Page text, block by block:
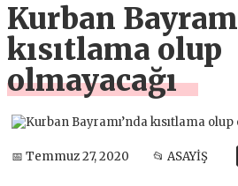
Kurban
kısıtlama olup
olmayacağı
📅 Temmuz 27, 2020 📂 ASAYİŞ